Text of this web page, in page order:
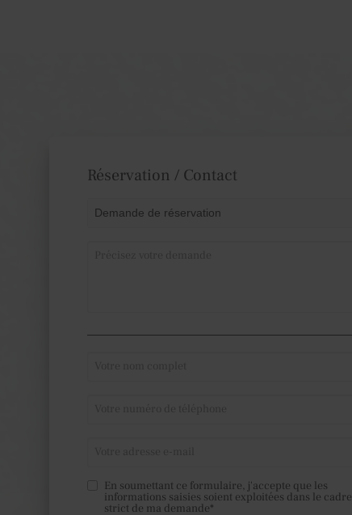
Réservation / Contact
En soumettant ce formulaire, j'accepte que les
informations saisies soient exploitées dans le cadre
strict de ma demande*